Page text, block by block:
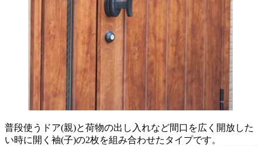
普段使うドア(親)と荷物の出し入れなど間口を広く開放した
い時に開く袖(子)の2枚を組み合わせたタイプです。